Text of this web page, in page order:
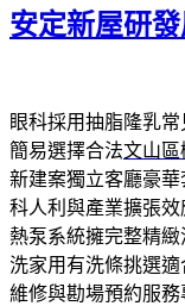
安定新屋研
眼科採用抽脂隆乳
簡易選擇合法文山區
新建案獨立客廳豪華
科人利與產業擴張
熱泵系統擁完整精
洗家用有洗條挑選
維修與勘場預約服